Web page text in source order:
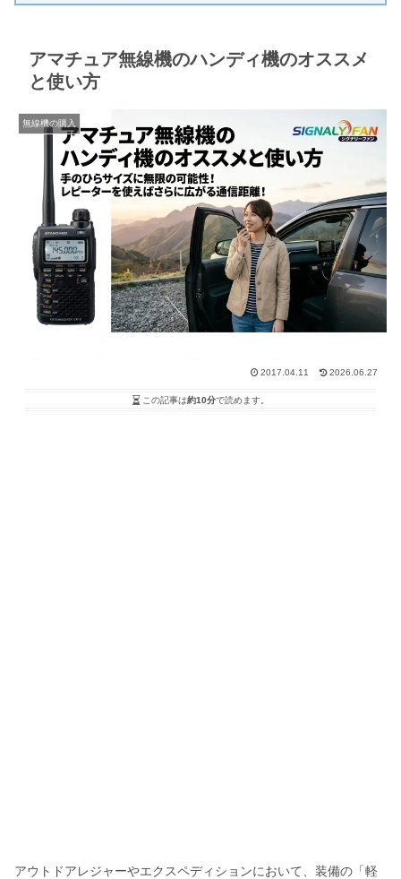
アマチュア無線機のハンディ機のオススメ
と使い方
無線機の購入
2017.04.11 2026.06.27
この記事は約10分で読めます。
アウトドアレジャーやエクスペディションにおいて、装備の「軽